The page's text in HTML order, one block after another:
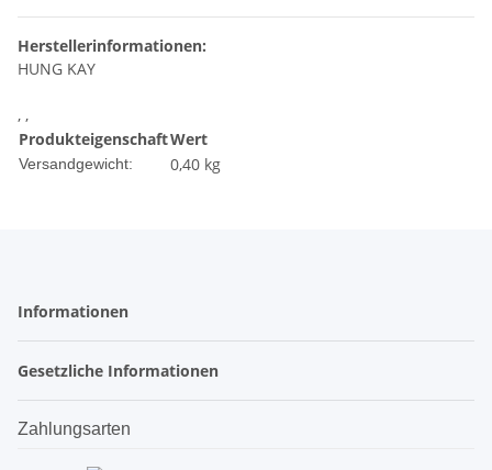
Herstellerinformationen:
HUNG KAY
, ,
ProdukteigenschaftWert
Versandgewicht: 0,40 kg
Informationen
Gesetzliche Informationen
Zahlungsarten